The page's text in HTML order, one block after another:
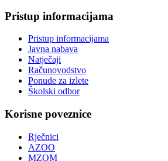
Pristup informacijama
Pristup informacijama
Javna nabava
Natječaji
Računovodstvo
Ponude za izlete
Školski odbor
Korisne poveznice
Rječnici
AZOO
MZOM